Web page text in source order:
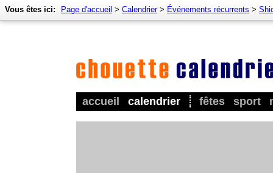
accueil calendrier fêtes sport
Vous êtes ici: Page d'accueil > Calendrier> Événements récurrents >